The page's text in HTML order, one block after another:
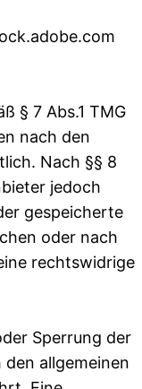
§ 7 Abs.1 TMG
nach den
Nach §§ 8
jedoch
gespeicherte
oder nach
rechtswidrige
Sperrung der
allgemeinen